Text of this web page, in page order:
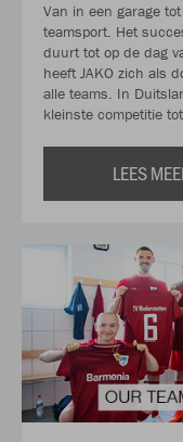
Van in een garage
teamsport. Het
duurt tot op de dag
heeft JAKO zich als
alle teams. In
kleinste competitie
LEES